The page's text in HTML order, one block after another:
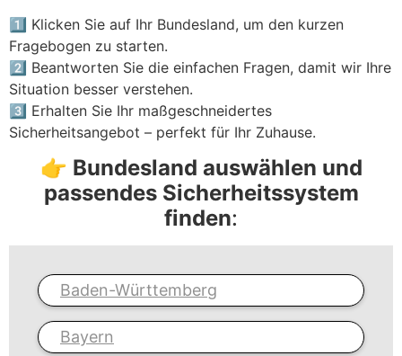
1️⃣ Klicken Sie auf Ihr Bundesland, um den kurzen
Fragebogen zu starten.
2️⃣ Beantworten Sie die einfachen Fragen, damit wir Ihre
Situation besser verstehen.
3️⃣ Erhalten Sie Ihr maßgeschneidertes
Sicherheitsangebot – perfekt für Ihr Zuhause.
👉 Bundesland auswählen und
passendes Sicherheitssystem
finden:
Baden-Württemberg
Bayern